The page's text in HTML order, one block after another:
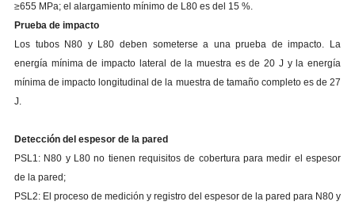
≥655 MPa; el alargamiento mínimo de L80 es del 15 %.
Prueba de impacto
Los tubos N80 y L80 deben someterse a una prueba de impacto. La
energía mínima de impacto lateral de la muestra es de 20 J y la energía
mínima de impacto longitudinal de la muestra de tamaño completo es de 27
J.
Detección del espesor de la pared
PSL1: N80 y L80 no tienen requisitos de cobertura para medir el espesor
de la pared;
PSL2: El proceso de medición y registro del espesor de la pared para N80 y